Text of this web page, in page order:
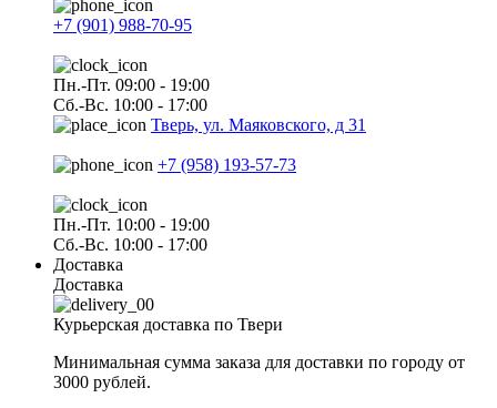
+7 (901) 988-70-95
Пн.-Пт. 09:00 - 19:00
Сб.-Вс. 10:00 - 17:00
Тверь, ул. Маяковского, д 31
+7 (958) 193-57-73
Пн.-Пт. 10:00 - 19:00
Сб.-Вс. 10:00 - 17:00
Доставка
Доставка
Курьерская доставка по Твери
Минимальная сумма заказа для доставки по городу от
3000 рублей.